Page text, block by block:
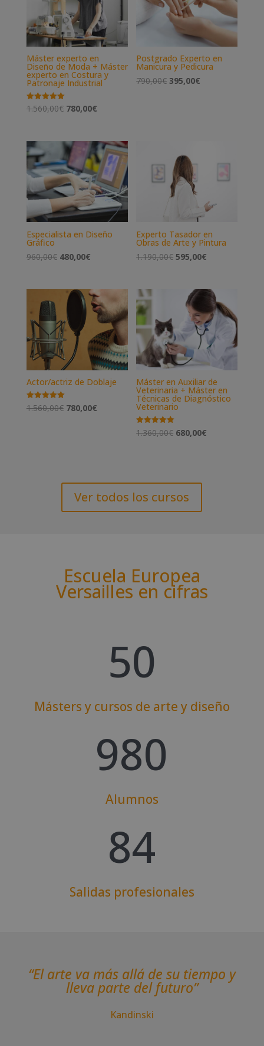
Máster experto en
Diseño de Moda + Máster
experto en Costura y
Patronaje Industrial
Valorado
con
1.560,00€ El
original
era:
1.560,00€.
780,00€El
actual
es:
780,00€.
Postgrado Experto en
Manicura y Pedicura
790,00€ El
395,00€
Especialista en Diseño
Gráfico
960,00€ El
original
era:
960,00€.
480,00€El
actual
es:
480,00€.
Experto Tasador en
Obras de Arte y Pintura
1.190,00€ El
original
era:
1.190,00€.
595,00€
actual
es:
595,00€.
Actor/actriz de Doblaje
Valorado
con
1.560,00€ El
780,00€El
Máster en Auxiliar de
Veterinaria + Máster en
Técnicas de Diagnóstico
Veterinario
Valorado
con
1.360,00€ El
1.360,00€.
680,00€
Ver todos los cursos
Escuela Europea
Versailles en cifras
50
Másters y cursos de arte y diseño
980
Alumnos
84
Salidas profesionales
“El arte va más allá de su tiempo y
lleva parte del futuro”
Kandinski